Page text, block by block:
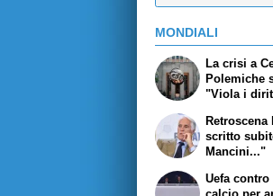
MONDIALI
La crisi a
Polemiche
"Viola i
scritto
Mancini..."
Uefa